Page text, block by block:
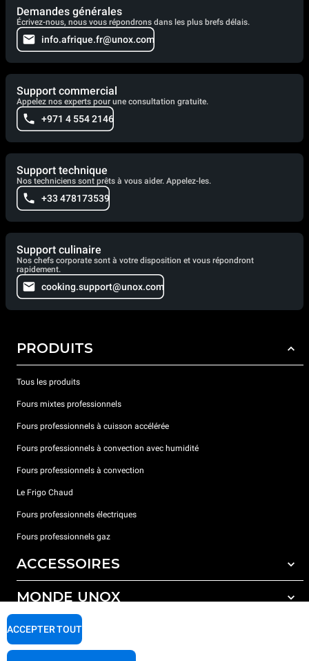
Demandes générales
Écrivez-nous, nous vous répondrons dans les plus brefs délais.
info.afrique.fr@unox.com
Support commercial
Appelez nos experts pour une consultation gratuite.
+971 4 554 2146
Support technique
Nos techniciens sont prêts à vous aider. Appelez-les.
+33 478173539
Support culinaire
Nos chefs corporate sont à votre disposition et vous répondront
rapidement.
cooking.support@unox.com
PRODUITS
Tous les produits
Fours mixtes professionnels
Fours professionnels à cuisson accélérée
Fours professionnels à convection avec humidité
Fours professionnels à convection
Le Frigo Chaud
Fours professionnels électriques
Fours professionnels gaz
ACCESSOIRES
Tous les accessoires
Détergents pour lavage automatique
Détergents pour lavage manuel
MONDE UNOX
Nos bureaux dans le monde
SUPPORT
ACCEPTER TOUT